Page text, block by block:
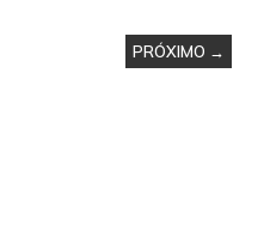
PRÓXIMO →